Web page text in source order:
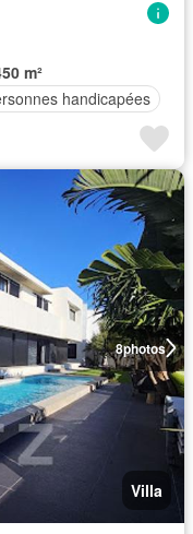
m²
handicapées
8photos
Villa